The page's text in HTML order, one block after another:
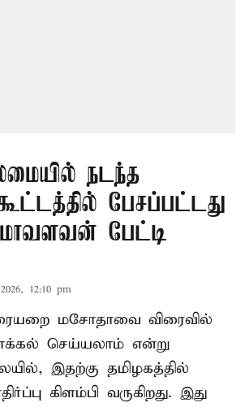
நடந்த
பேசப்பட்டது
பேட்டி
12:10 pm
மசோதாவை விரைவில்
செய்யலாம் என்று
இதற்கு தமிழகத்தில்
கிளம்பி வருகிறது. இது